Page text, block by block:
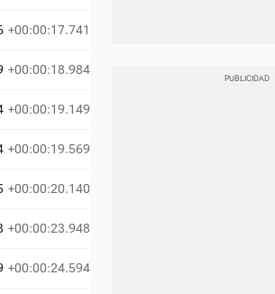
+00:00:17.741
+00:00:18.984
+00:00:19.149
+00:00:19.569
+00:00:20.140
+00:00:23.948
+00:00:24.594